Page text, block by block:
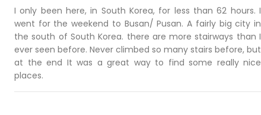
I only been here, in South Korea, for less than 62 hours. I
went for the weekend to Busan/ Pusan. A fairly big city in
the south of South Korea. there are more stairways than I
ever seen before. Never climbed so many stairs before, but
at the end It was a great way to find some really nice
places.